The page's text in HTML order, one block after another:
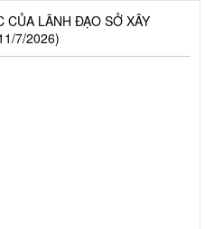
CỦA LÃNH ĐẠO SỞ XÂY
7/2026)